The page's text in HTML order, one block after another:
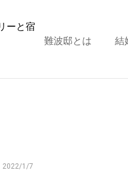
難波邸とは 結
2022/1/7